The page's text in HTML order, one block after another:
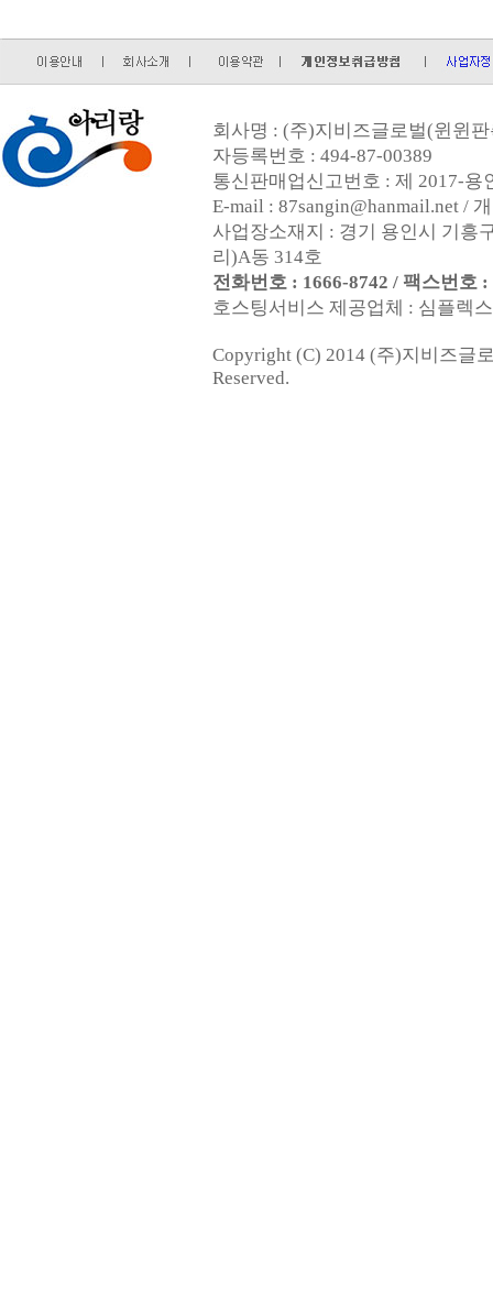
회사명 : (주)지비즈글로벌(윈윈
자등록번호 : 494-87-00389
통신판매업신고번호 : 제 2017-용
E-mail : 87sangin@hanmail.net /
사업장소재지 : 경기 용인시 기흥
리)A동 314호
전화번호 : 1666-8742 / 팩스번호 :
호스팅서비스 제공업체 : 심플렉
Copyright (C) 2014 (주)지비즈글
Reserved.